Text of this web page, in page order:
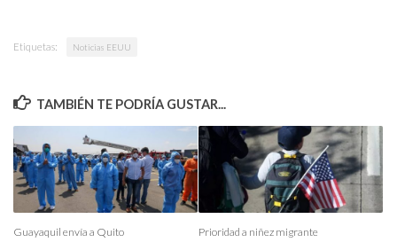
Etiquetas: Noticias EEUU
TAMBIÉN TE PODRÍA GUSTAR...
Guayaquil envía a Quito Prioridad a niñez migrante